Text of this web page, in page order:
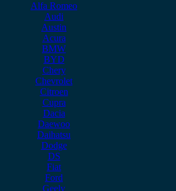
Alfa Romeo
Audi
Austin
Acura
BMW
BYD
Chery
Chevrolet
Citroen
Cupra
Dacia
Daewoo
Daihatsu
Dodge
DS
Fiat
Ford
Geely